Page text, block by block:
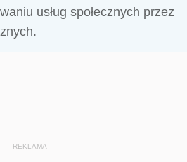
usług społecznych przez
REKLAMA